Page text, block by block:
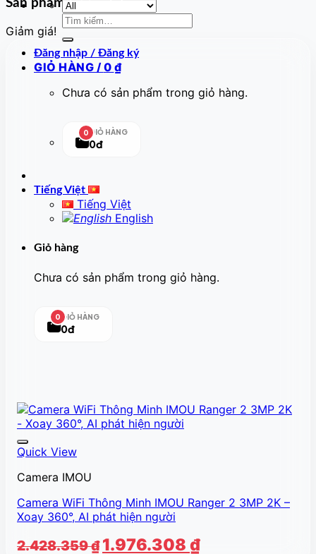
Tìm
Đăng nhập / Đăng ký
GIỎ HÀNG / 0 ₫
Chưa có sản phẩm trong giỏ hàng.
0 GIỎ HÀNG
0đ
Tiếng Việt
Tiếng Việt
English
Giỏ hàng
Chưa có sản phẩm trong giỏ hàng.
0 GIỎ HÀNG
0đ
Sản phẩm tương tự
Giảm giá!
Quick View
Camera IMOU
Camera WiFi Thông Minh IMOU Ranger 2 3MP 2K –
Xoay 360°, AI phát hiện người
2.428.359₫ Giá
1.976.308 ₫Giá